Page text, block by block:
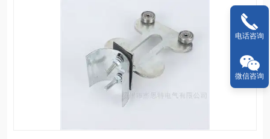
电话咨询
微信咨询